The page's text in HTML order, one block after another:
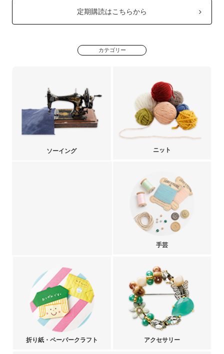
定期購読はこちらから
カテゴリー
ソーイング ニット
手芸
折り紙・ペーパークラフト アクセサリー